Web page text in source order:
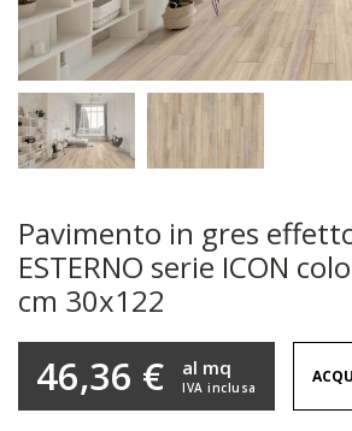
Pavimento in gres
ESTERNO serie ICON
cm 30x122
46,36 € IVA inclusa
al mq